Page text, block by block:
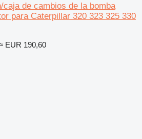
de cambios de la bomba
para Caterpillar 320 323 325 330
EUR 190,60